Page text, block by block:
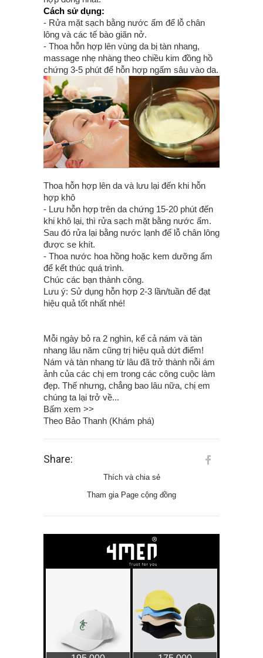
Cách sử dụng:
- Rửa mặt sạch bằng nước ấm để lỗ chân
lông và các tế bào giãn nở.
- Thoa hỗn hợp lên vùng da bị tàn nhang,
massage nhẹ nhàng theo chiều kim đồng hồ
chứng 3-5 phút để hỗn hợp ngấm sâu vào da.
Thoa hỗn hợp lên da và lưu lại đến khi hỗn
hợp khô
- Lưu hỗn hợp trên da chứng 15-20 phút đến
khi khô lại, thì rửa sạch mặt bằng nước ấm.
Sau đó rửa lại bằng nước lạnh để lỗ chân lông
được se khít.
- Thoa nước hoa hồng hoặc kem dưỡng ẩm
để kết thúc quá trình.
Chúc các bạn thành công.
Lưu ý: Sử dụng hỗn hợp 2-3 lần/tuần để đạt
hiệu quả tốt nhất nhé!
Mỗi ngày bỏ ra 2 nghìn, kể cả nám và tàn
nhang lâu năm cũng trị hiệu quả dứt điểm!
Nám và tàn nhang từ lâu đã trở thành nỗi ám
ảnh của các chị em trong các công cuộc làm
đẹp. Thế nhưng, chẳng bao lâu nữa, chị em
chúng ta lại trở về...
Bấm xem >>
Theo Bảo Thanh (Khám phá)
Share:
Thích và chia sẻ
Tham gia Page cộng đồng